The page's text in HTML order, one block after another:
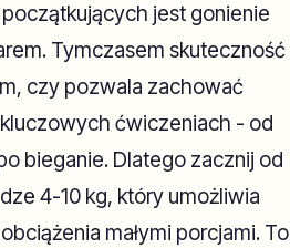
jest gonienie
Tymczasem skuteczność
czy pozwala zachować
ćwiczeniach - od
bieganie. Dlatego zacznij od
4-10 kg, który umożliwia
małymi porcjami. To